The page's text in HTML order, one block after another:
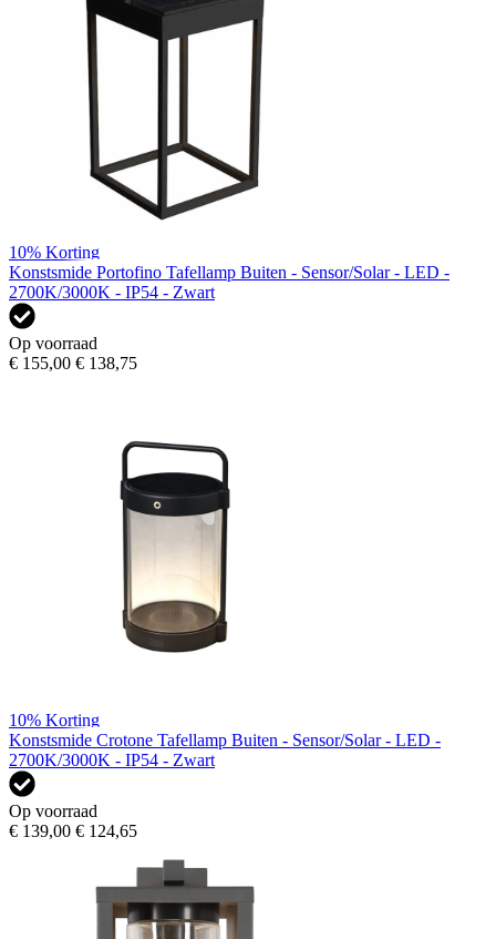
10% Korting
Konstsmide Portofino Tafellamp Buiten - Sensor/Solar - LED -
2700K/3000K - IP54 - Zwart
Op voorraad
€ 155,00 € 138,75
10% Korting
Konstsmide Crotone Tafellamp Buiten - Sensor/Solar - LED -
2700K/3000K - IP54 - Zwart
Op voorraad
€ 139,00 € 124,65